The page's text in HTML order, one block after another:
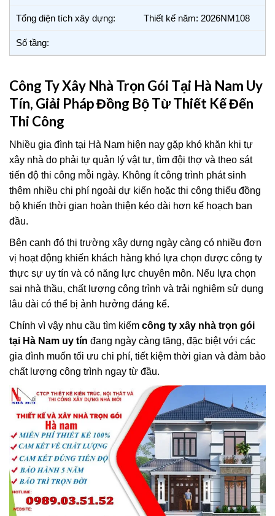
Tổng diện tích xây dựng: Thiết kế năm: 2026NM108
Số tầng:
Công Ty Xây Nhà Trọn Gói Tại Hà Nam Uy
Tín, Giải Pháp Đồng Bộ Từ Thiết Kế Đến
Thi Công
Nhiều gia đình tại Hà Nam hiện nay gặp khó khăn khi tự
xây nhà do phải tự quản lý vật tư, tìm đội thợ và theo sát
tiến độ thi công mỗi ngày. Không ít công trình phát sinh
thêm nhiều chi phí ngoài dự kiến hoặc thi công thiếu đồng
bộ khiến thời gian hoàn thiện kéo dài hơn kế hoạch ban
đầu.
Bên cạnh đó thị trường xây dựng ngày càng có nhiều đơn
vị hoạt động khiến khách hàng khó lựa chọn được công ty
thực sự uy tín và có năng lực chuyên môn. Nếu lựa chọn
sai nhà thầu, chất lượng công trình và trải nghiệm sử dụng
lâu dài có thể bị ảnh hưởng đáng kể.
Chính vì vậy nhu cầu tìm kiếm công ty xây nhà trọn gói
tại Hà Nam uy tín đang ngày càng tăng, đặc biệt với các
gia đình muốn tối ưu chi phí, tiết kiệm thời gian và đảm bảo
chất lượng công trình ngay từ đầu.